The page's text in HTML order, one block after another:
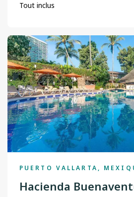
Tout inclus
PUERTO VALLARTA,
Hacienda